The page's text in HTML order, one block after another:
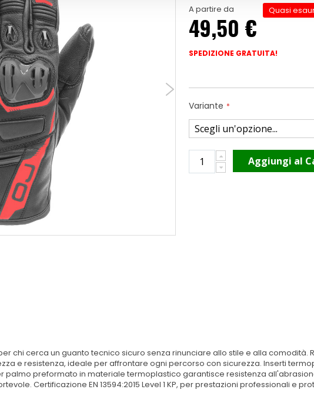
A partire da
49,50 €
Quasi
SPEDIZIONE GRATUITA!
Variante
Aggiungi al
chi cerca un guanto tecnico sicuro senza rinunciare allo stile e alla comodità.
e resistenza, ideale per affrontare ogni percorso con sicurezza. Inserti
palmo preformato in materiale termoplastico garantisce resistenza
Certificazione EN 13594:2015 Level 1 KP, per prestazioni professionali e